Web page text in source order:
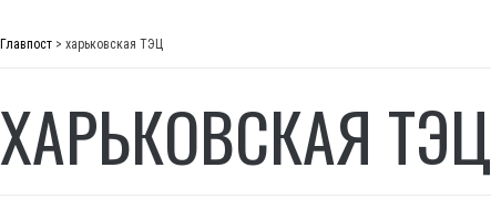
Главпост > харьковская ТЭЦ
ХАРЬКОВСКАЯ ТЭЦ